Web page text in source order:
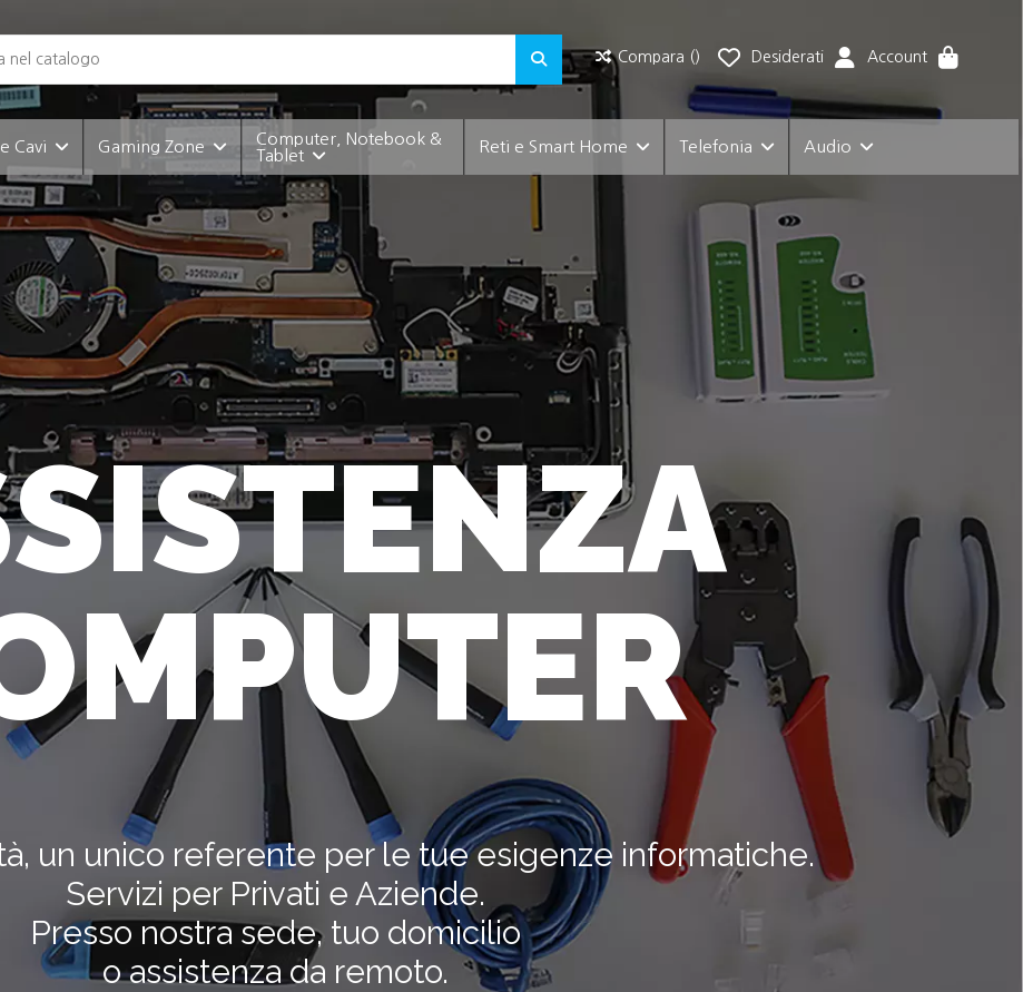
Compara ( ) Desiderati Account
Cavi Gaming Zone
Computer, Notebook &
Tablet
Reti e Smart Home Telefonia Audio
un unico referente per le tue esigenze informatiche.
Servizi per Privati e Aziende.
Presso nostra sede, tuo domicilio
o assistenza da remoto.